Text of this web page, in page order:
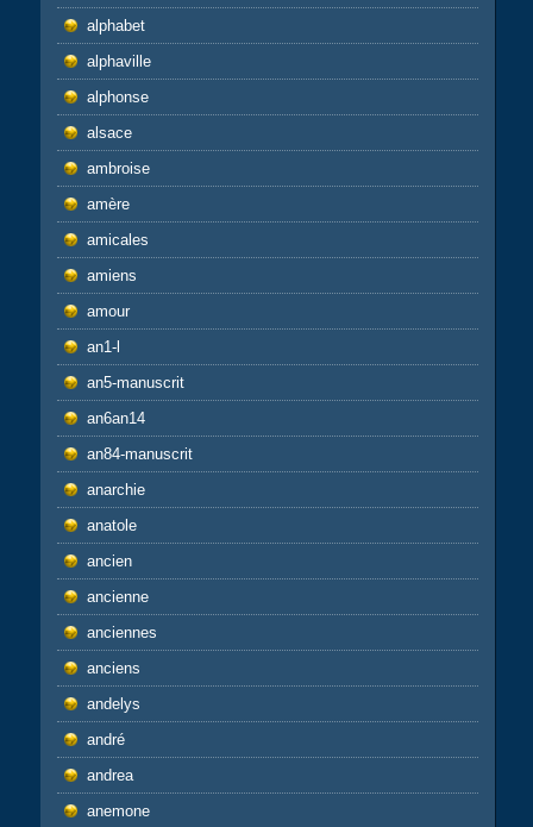
alphabet
alphaville
alphonse
alsace
ambroise
amère
amicales
amiens
amour
an1-l
an5-manuscrit
an6an14
an84-manuscrit
anarchie
anatole
ancien
ancienne
anciennes
anciens
andelys
andré
andrea
anemone